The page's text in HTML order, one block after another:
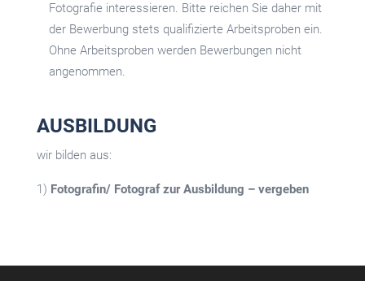
Fotografie interessieren. Bitte reichen Sie daher mit
der Bewerbung stets qualifizierte Arbeitsproben ein.
Ohne Arbeitsproben werden Bewerbungen nicht
angenommen.
AUSBILDUNG
wir bilden aus:
1) Fotografin/ Fotograf zur Ausbildung – vergeben